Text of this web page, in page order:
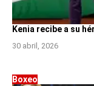
Kenia recibe a su
30 abril, 2026
Boxeo